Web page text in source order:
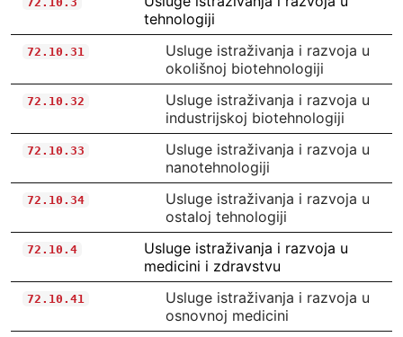
tehnologiji
72.10.31
Usluge istraživanja i razvoja u
okolišnoj biotehnologiji
72.10.32
Usluge istraživanja i razvoja u
industrijskoj biotehnologiji
72.10.33
Usluge istraživanja i razvoja u
nanotehnologiji
72.10.34
Usluge istraživanja i razvoja u
ostaloj tehnologiji
72.10.4
Usluge istraživanja i razvoja u
medicini i zdravstvu
72.10.41
Usluge istraživanja i razvoja u
osnovnoj medicini